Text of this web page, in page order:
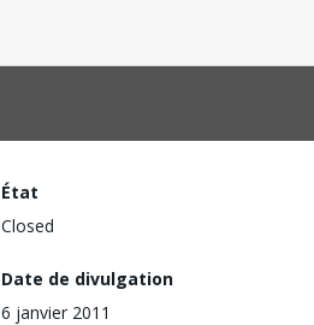
État
Closed
Date de divulgation
6 janvier 2011